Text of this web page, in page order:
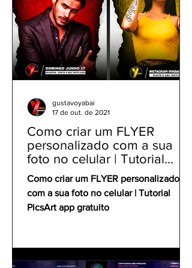
Como criar um FLYER
personalizado com a sua
foto no celular | Tutorial
PicsArt app gratuito
Como criar um FLYER personalizado
com a sua foto no celular | Tutorial
PicsArt app gratuito
gustavoyabai
17 de out. de 2021